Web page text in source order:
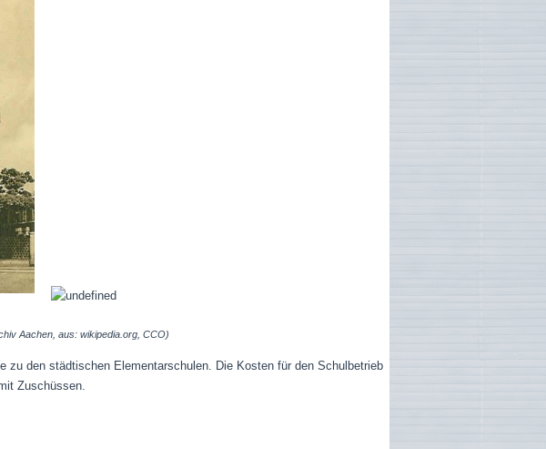
Aachen, aus: wikipedia.org, CCO)
den städtischen Elementarschulen. Die Kosten für den Schulbetrieb
Zuschüssen.